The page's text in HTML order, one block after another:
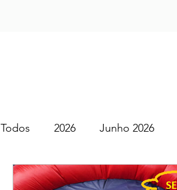
Todos 2026 Junho 2026
SGEM PT Podcast 2025